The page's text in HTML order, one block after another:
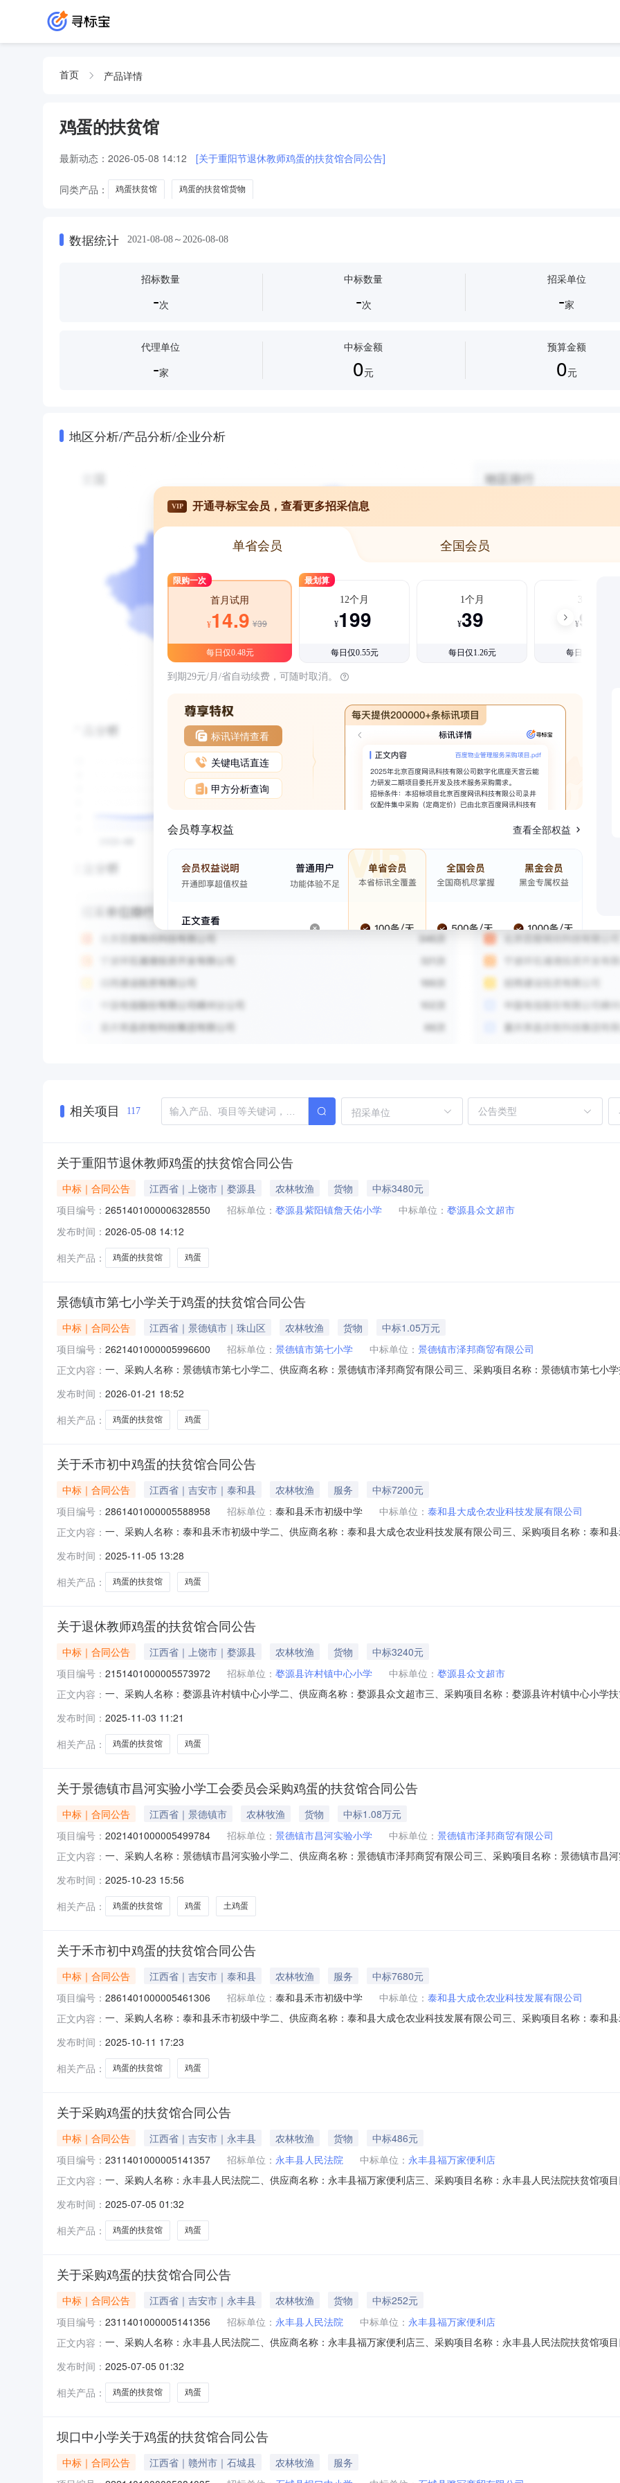
首页 产品详情
鸡蛋的扶贫馆
最新动态： 2026-05-08 14:12 [关于重阳节退休教师鸡蛋的扶贫馆合同公告]
同类产品： 鸡蛋扶贫馆 鸡蛋的扶贫馆货物
数据统计 2021-08-08～2026-08-08
招标数量
-次
中标数量
-次
招采单位
-家
代理单位
-家
中标金额
0元
预算金额
0元
地区分析/产品分析/企业分析
VIP 开通寻标宝会员，查看更多招采信息
单省会员 全国会员
限购一次
首月试用
¥14.9 ¥39
每日仅0.48元
最划算
12个月
¥199
每日仅0.55元
1个月
¥39
每日仅1.26元
3个月
¥99
每日仅1.08元
到期29元/月/省自动续费，可随时取消。
标讯详情查看
关键电话直连
甲方分析查询
会员尊享权益 查看全部权益
相关项目 117 招采单位
关于重阳节退休教师鸡蛋的扶贫馆合同公告
中标｜合同公告 江西省｜上饶市｜婺源县 农林牧渔 货物
中标3480元
项目编号： 2651401000006328550 招标单位： 婺源县紫阳镇詹天佑小学 中标单位： 婺源县众文超市
发布时间： 2026-05-08 14:12
相关产品：
鸡蛋的扶贫馆 鸡蛋
景德镇市第七小学关于鸡蛋的扶贫馆合同公告
中标｜合同公告 江西省｜景德镇市｜珠山区 农林牧渔 货物
中标1.05万元
项目编号： 2621401000005996600 招标单位： 景德镇市第七小学 中标单位： 景德镇市泽邦商贸有限公司
正文内容： 一、采购人名称：景德镇市第七小学二、供应商名称：景德镇市泽邦商贸有限公司三、采购项目名称：景德镇市第七小
事项：无八、联系方式1、采购人名称：景德镇市第七小学联系人：李雪波联系电话：1587006****传真：地址：景德镇
发布时间： 2026-01-21 18:52
相关产品：
鸡蛋的扶贫馆 鸡蛋
关于禾市初中鸡蛋的扶贫馆合同公告
中标｜合同公告 江西省｜吉安市｜泰和县 农林牧渔 服务
中标7200元
项目编号： 2861401000005588958 招标单位： 泰和县禾市初级中学 中标单位： 泰和县大成仓农业科技发展有限公司
正文内容： 一、采购人名称：泰和县禾市初级中学二、供应商名称：泰和县大成仓农业科技发展有限公司三、采购项目名称：泰和
30.002407200服务要求或标的基本概况：七、其它事项：无八、联系方式1、采购人名称：泰和县禾市初级中学联系人
2、
发布时间： 2025-11-05 13:28
相关产品：
鸡蛋的扶贫馆 鸡蛋
关于退休教师鸡蛋的扶贫馆合同公告
中标｜合同公告 江西省｜上饶市｜婺源县 农林牧渔 货物
中标3240元
项目编号： 2151401000005573972 招标单位： 婺源县许村镇中心小学 中标单位： 婺源县众文超市
正文内容： 一、采购人名称：婺源县许村镇中心小学二、供应商名称：婺源县众文超市三、采购项目名称：婺源县许村镇中心小学
八、联系方式1、采购人名称：婺源县许村镇中心小学联系人：程来康联系电话：1877936*
发布时间： 2025-11-03 11:21
相关产品：
鸡蛋的扶贫馆 鸡蛋
关于景德镇市昌河实验小学工会委员会采购鸡蛋的扶贫馆合同公告
中标｜合同公告 江西省｜景德镇市 农林牧渔 货物
中标1.08万元
项目编号： 2021401000005499784 招标单位： 景德镇市昌河实验小学 中标单位： 景德镇市泽邦商贸有限公司
正文内容： 一、采购人名称：景德镇市昌河实验小学二、供应商名称：景德镇市泽邦商贸有限公司三、采购项目名称：景德镇市昌
的基本概况：七、其它事项：无八、联系方式1、采购人名称：景德镇市昌河实验小学联系人：喻景联系电话：133
发布时间： 2025-10-23 15:56
相关产品：
鸡蛋的扶贫馆 鸡蛋 土鸡蛋
关于禾市初中鸡蛋的扶贫馆合同公告
中标｜合同公告 江西省｜吉安市｜泰和县 农林牧渔 服务
中标7680元
项目编号： 2861401000005461306 招标单位： 泰和县禾市初级中学 中标单位： 泰和县大成仓农业科技发展有限公司
正文内容： 一、采购人名称：泰和县禾市初级中学二、供应商名称：泰和县大成仓农业科技发展有限公司三、采购项目名称：泰和
32.002407680服务要求或标的基本概况：七、其它事项：无八、联系方式1、采购人名称：泰和县禾市初级中学联系人
发布时间： 2025-10-11 17:23
相关产品：
鸡蛋的扶贫馆 鸡蛋
关于采购鸡蛋的扶贫馆合同公告
中标｜合同公告 江西省｜吉安市｜永丰县 农林牧渔 货物
中标486元
项目编号： 2311401000005141357 招标单位： 永丰县人民法院 中标单位： 永丰县福万家便利店
正文内容： 一、采购人名称：永丰县人民法院二、供应商名称：永丰县福万家便利店三、采购项目名称：永丰县人民法院扶贫馆项
无八、联系方式1、采购人名称：永丰县人民法院联系人：刘先生联系电话：1997968****传真：地址：永丰县恩江镇环
发布时间： 2025-07-05 01:32
相关产品：
鸡蛋的扶贫馆 鸡蛋
关于采购鸡蛋的扶贫馆合同公告
中标｜合同公告 江西省｜吉安市｜永丰县 农林牧渔 货物
中标252元
项目编号： 2311401000005141356 招标单位： 永丰县人民法院 中标单位： 永丰县福万家便利店
正文内容： 一、采购人名称：永丰县人民法院二、供应商名称：永丰县福万家便利店三、采购项目名称：永丰县人民法院扶贫馆项
无八、联系方式1、采购人名称：永丰县人民法院联系人：刘先生联系电话：1997968****传真：地址：永丰县恩江镇环
发布时间： 2025-07-05 01:32
相关产品：
鸡蛋的扶贫馆 鸡蛋
坝口中小学关于鸡蛋的扶贫馆合同公告
中标｜合同公告 江西省｜赣州市｜石城县 农林牧渔
服务